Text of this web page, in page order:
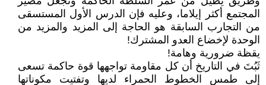
المجتمع أكثر إيلاما، وعليه فإن الدرس الأول المستسقى
من التجارب السابقة هو الحاجة إلى المزيد والمزيد من
الوحدة لإخضاع العدو المشترك!
يقظة ضرورية وهامة!
ثَبُتَ في التاريخ أن كل مقاومة تواجهها قوة حاكمة تسعى
إلى طمس الخطوط الحمراء لديها وتفتيت مكوناتها